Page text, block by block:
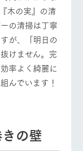
木の実』の清
の清掃は丁寧
が、「明日の
けません。完
率よく綺麗に
んでいます！
の壁